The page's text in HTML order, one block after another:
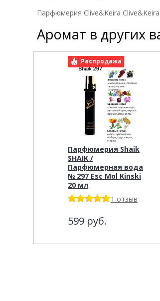
Парфюмерия Clive&Keira
Аромат в других
Распродажа
Парфюмерия Shaik
SHAIK /
Парфюмерная вода
№ 297 Esc Mol Kinski
20 мл
1 отзыв
599 руб.